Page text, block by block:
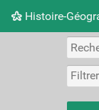
Histoire-
Nuage de tags